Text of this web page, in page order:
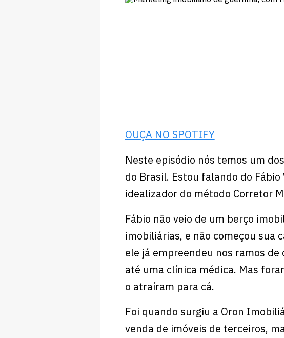
OUÇA NO SPOTIFY
Neste episódio nós temos um
do Brasil. Estou falando do
idealizador do método Corretor
Fábio não veio de um berço
imobiliárias, e não começou sua
ele já empreendeu nos ramos
até uma clínica médica. Mas
o atraíram para cá.
Foi quando surgiu a Oron
venda de imóveis de terceiros,